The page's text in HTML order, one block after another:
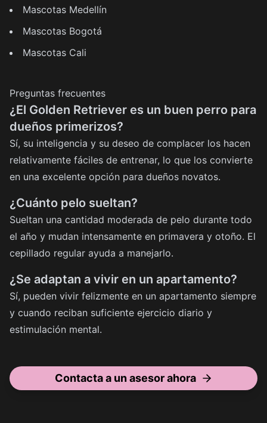
Mascotas Medellín
Mascotas Bogotá
Mascotas Cali
Preguntas frecuentes
¿El Golden Retriever es un buen perro para
dueños primerizos?
Sí, su inteligencia y su deseo de complacer los hacen
relativamente fáciles de entrenar, lo que los convierte
en una excelente opción para dueños novatos.
¿Cuánto pelo sueltan?
Sueltan una cantidad moderada de pelo durante todo
el año y mudan intensamente en primavera y otoño. El
cepillado regular ayuda a manejarlo.
¿Se adaptan a vivir en un apartamento?
Sí, pueden vivir felizmente en un apartamento siempre
y cuando reciban suficiente ejercicio diario y
estimulación mental.
Contacta a un asesor ahora